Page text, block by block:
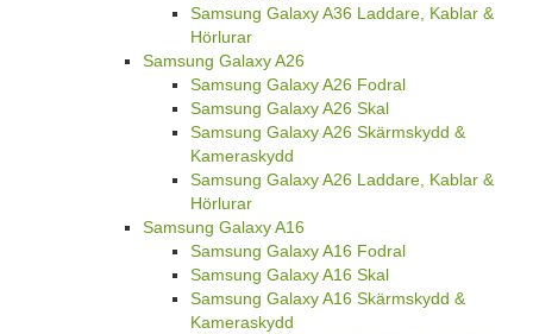
Samsung Galaxy A36 Laddare, Kablar &
Hörlurar
Samsung Galaxy A26
Samsung Galaxy A26 Fodral
Samsung Galaxy A26 Skal
Samsung Galaxy A26 Skärmskydd &
Kameraskydd
Samsung Galaxy A26 Laddare, Kablar &
Hörlurar
Samsung Galaxy A16
Samsung Galaxy A16 Fodral
Samsung Galaxy A16 Skal
Samsung Galaxy A16 Skärmskydd &
Kameraskydd